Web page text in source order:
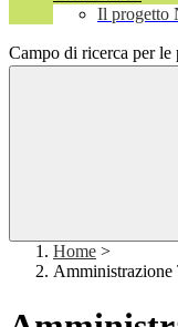
Il progetto
Campo di ricerca per le
Home >
Amministrazione